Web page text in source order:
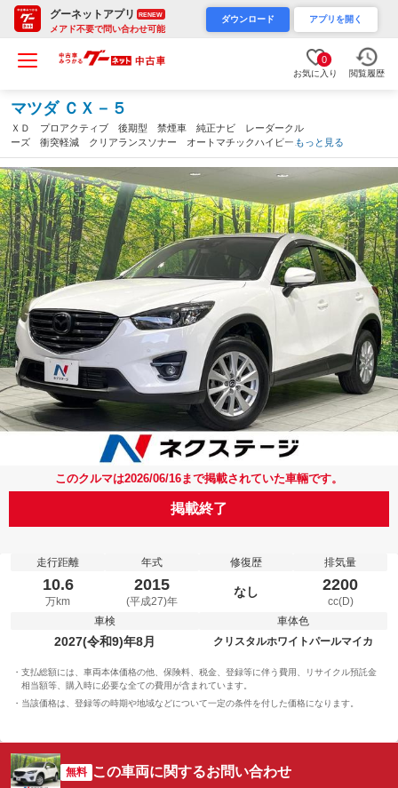
グーネットアプリ RENEW
メアド不要で問い合わせ可能
ダウンロード アプリを開く
0
お気に入り 閲覧履歴
マツダ ＣＸ－５
ＸＤ プロアクティブ 後期型 禁煙車 純正ナビ レーダークル
ーズ 衝突軽減 クリアランスソナー オートマチックハイビー
ム バックカメラ ＥＴＣ Ｂｌｕｅｔｏｏｈ フルセグＴＶ 純
正１７インチＡＷ ステアリングスイッチ（愛知県）
もっと見る
このクルマは2026/06/16まで掲載されていた車輛です。
掲載終了
走行距離
10.6
万km
年式
2015
(平成27)年
修復歴
なし
排気量
2200
cc(D)
車検
2027(令和9)年8月
車体色
クリスタルホワイトパールマイカ
支払総額には、車両本体価格の他、保険料、税金、登録等に伴う費用、リサイクル預託金
相当額等、購入時に必要な全ての費用が含まれています。
当該価格は、登録等の時期や地域などについて一定の条件を付した価格になります。
無料 この車両に関するお問い合わせ